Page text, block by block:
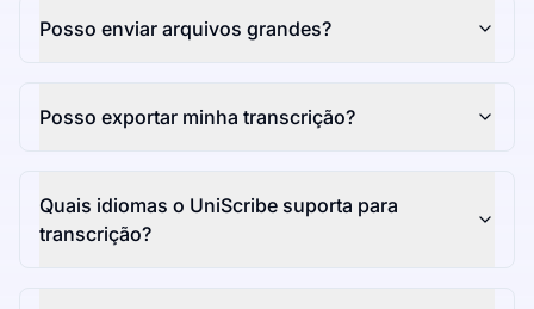
Posso enviar arquivos grandes?
Posso exportar minha transcrição?
Quais idiomas o UniScribe suporta para
transcrição?